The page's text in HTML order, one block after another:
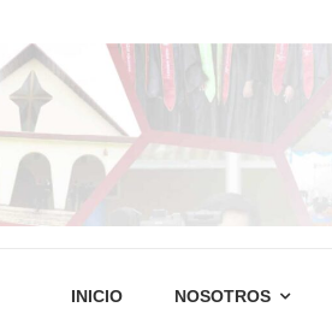
INICIO NOSOTROS